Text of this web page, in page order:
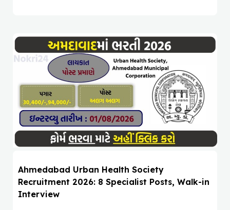
Ahmedabad Urban Health Society
Recruitment 2026: 8 Specialist Posts, Walk-in
Interview